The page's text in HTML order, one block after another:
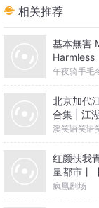
相关推荐
基本無害
Harmless
午夜骑手毛
北京加代
合集 | 江
溪笑语笑语
红颜扶我
量都市丨
文】开年巨
疯凰剧场